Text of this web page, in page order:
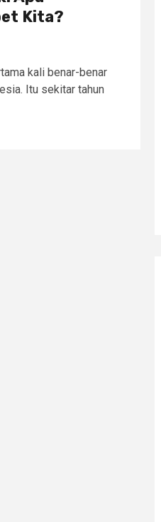
Kita?
kali benar-benar
Itu sekitar tahun